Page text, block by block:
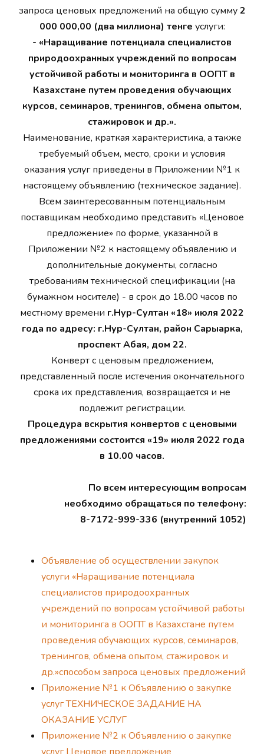
запроса ценовых предложений на общую сумму2
000 000,00 (два миллиона) тенге услуги:
- «Наращивание потенциала специалистов
природоохранных учреждений по вопросам
устойчивой работы и мониторинга в ООПТ в
Казахстане путем проведения обучающих
курсов, семинаров, тренингов, обмена опытом,
стажировок и др.».
Наименование, краткая характеристика, а также
требуемый объем, место, сроки и условия
оказания услуг приведены в Приложении №1 к
настоящему объявлению (техническое задание).
Всем заинтересованным потенциальным
поставщикам необходимо представить «Ценовое
предложение» по форме, указанной в
Приложении №2 к настоящему объявлению и
дополнительные документы, согласно
требованиям технической спецификации (на
бумажном носителе) - в срок до 18.00 часов по
местному времени г.Нур-Султан «18» июля 2022
года по адресу: г.Нур-Султан, район Сарыарка,
проспект Абая, дом 22.
Конверт с ценовым предложением,
представленный после истечения окончательного
срока их представления, возвращается и не
подлежит регистрации.
Процедура вскрытия конвертов с ценовыми
предложениями состоится «19» июля 2022 года
в 10.00 часов.
По всем интересующим вопросам
необходимо обращаться по телефону:
8-7172-999-336 (внутренний 1052)
Объявление об осуществлении закупок
услуги «Наращивание потенциала
специалистов природоохранных
учреждений по вопросам устойчивой работы
и мониторинга в ООПТ в Казахстане путем
проведения обучающих курсов, семинаров,
тренингов, обмена опытом, стажировок и
др.»способом запроса ценовых предложений
Приложение №1 к Объявлению о закупке
услуг ТЕХНИЧЕСКОЕ ЗАДАНИЕ НА
ОКАЗАНИЕ УСЛУГ
Приложение №2 к Объявлению о закупке